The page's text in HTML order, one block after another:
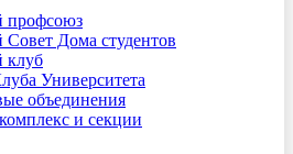
профсоюз
Совет Дома студентов
клуб
Университета
объединения
и секции